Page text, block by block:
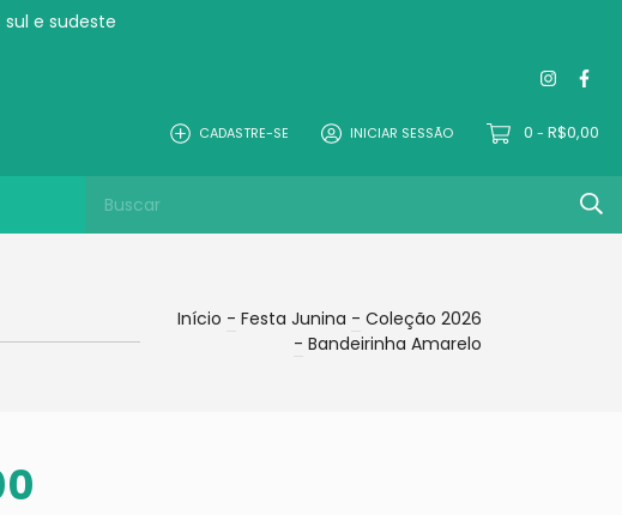
e sudeste
CADASTRE-SE INICIAR SESSÃO 0 - R$0,00
Início - Festa Junina - Coleção 2026
- Bandeirinha Amarelo